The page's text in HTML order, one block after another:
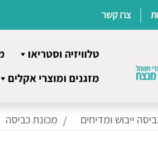
צרו קשר
טלוויזיה וסטריאו
מזגנים ומוצרי אקלים
ייבוש ומדיחים מכונת כביסה